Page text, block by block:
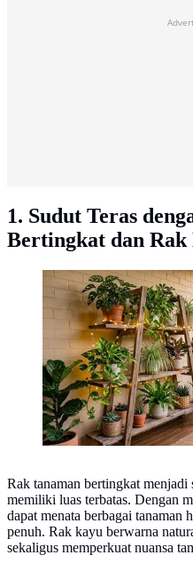
1. Sudut Teras
Bertingkat dan
Inspirasi Sudut Teras
Rak tanaman bertingkat menjadi
memiliki luas terbatas. Dengan
dapat menata berbagai tanaman
penuh. Rak kayu berwarna
sekaligus memperkuat nuansa